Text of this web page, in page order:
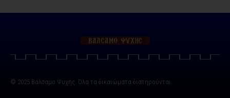
© 2025 Βάλσαμο Ψυχής. Όλα τα δικαιώματα διατηρούνται.